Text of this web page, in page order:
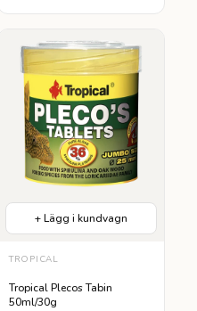
+ Lägg i kundvagn
TROPICAL
Tropical Plecos Tabin
50ml/30g